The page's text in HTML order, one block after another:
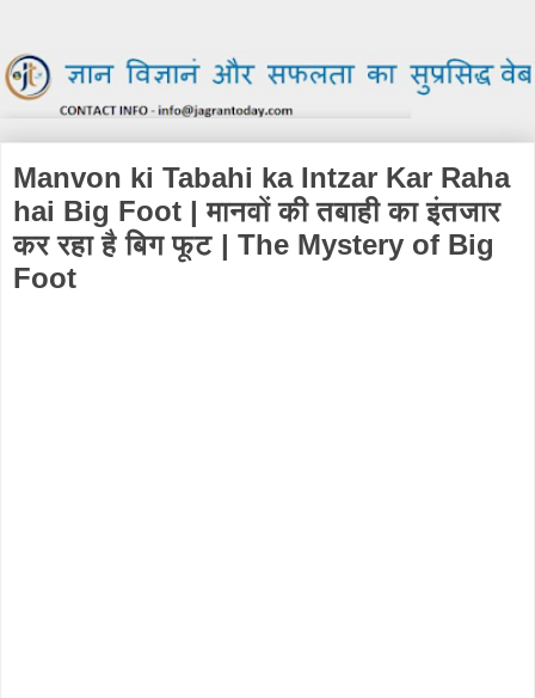
Manvon ki Tabahi ka Intzar Kar Raha
hai Big Foot | मानवों की तबाही का इंतजार
कर रहा है बिग फूट | The Mystery of Big
Foot